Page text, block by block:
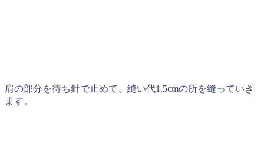
肩の部分を待ち針で止めて、縫い代1.5cmの所を縫っていき
ます。